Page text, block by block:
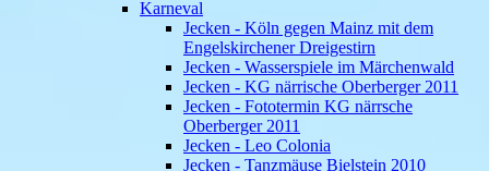
Karneval
Jecken - Köln gegen Mainz mit dem
Engelskirchener Dreigestirn
Jecken - Wasserspiele im Märchenwald
Jecken - KG närrische Oberberger 2011
Jecken - Fototermin KG närrsche
Oberberger 2011
Jecken - Leo Colonia
Jecken - Tanzmäuse Bielstein 2010